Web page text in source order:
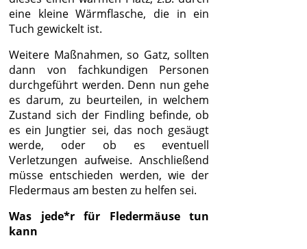
eine kleine Wärmflasche, die in ein
Tuch gewickelt ist.
Weitere Maßnahmen, so Gatz, sollten
dann von fachkundigen Personen
durchgeführt werden. Denn nun gehe
es darum, zu beurteilen, in welchem
Zustand sich der Findling befinde, ob
es ein Jungtier sei, das noch gesäugt
werde, oder ob es eventuell
Verletzungen aufweise. Anschließend
müsse entschieden werden, wie der
Fledermaus am besten zu helfen sei.
Was jede*r für Fledermäuse tun
kann